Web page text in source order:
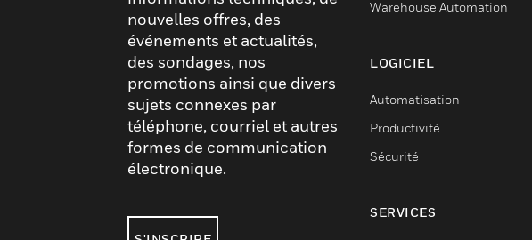
nouvelles offres, des
événements et actualités,
des sondages, nos
promotions ainsi que divers
sujets connexes par
téléphone, courriel et autres
formes de communication
électronique.
Warehouse Automation
LOGICIEL
Automatisation
Productivité
Sécurité
SERVICES